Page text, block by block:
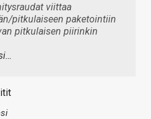
viittaa
pitkulaiseen paketointiin
pitkulaisen piirinkin